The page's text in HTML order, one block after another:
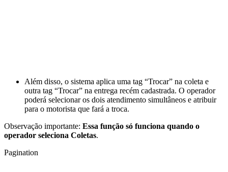
Além disso, o sistema aplica uma tag “Trocar” na coleta e
outra tag “Trocar” na entrega recém cadastrada. O operador
poderá selecionar os dois atendimento simultâneos e atribuir
para o motorista que fará a troca.
Observação importante: Essa função só funciona quando o
operador seleciona Coletas.
Pagination